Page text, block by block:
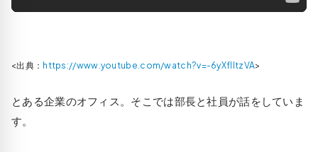
<出典： https://www.youtube.com/watch?v=-6yXflltzVA>
とある企業のオフィス。そこでは部長と社員が話をしていま
す。